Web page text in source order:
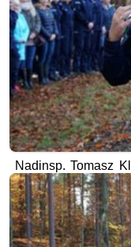
Nadinsp. Tomasz